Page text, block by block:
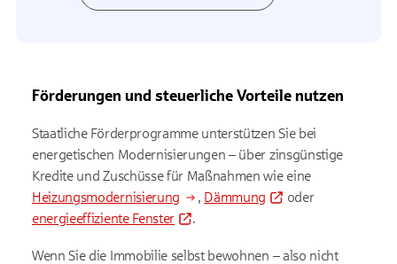
Förderungen und steuerliche Vorteile nutzen
Staatliche Förderprogramme unterstützen Sie bei
energetischen Modernisierungen – über zinsgünstige
Kredite und Zuschüsse für Maßnahmen wie eine
Heizungsmodernisierung
, Dämmung
oder
energieeffiziente Fenster
.
Wenn Sie die Immobilie selbst bewohnen – also nicht